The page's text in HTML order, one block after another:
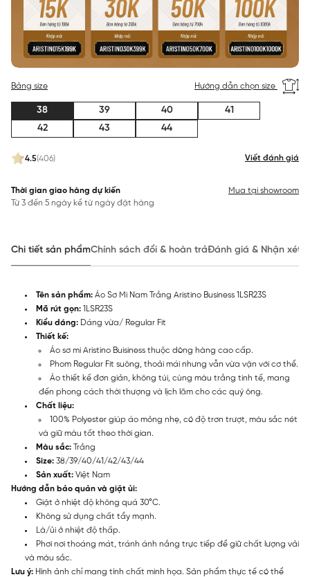
4.5(406) Viết đánh giá
Bảng size Hướng dẫn chọn size
38 39 40
41
42
43 44
Thời gian giao hàng dự kiến
Từ 3 đến 5 ngày kể từ ngày đặt hàng
Mua tại showroom
Chi tiết sản phẩmChính sách đổi & hoàn trảĐánh giá & Nhận xét
Tên sản phẩm: Áo Sơ Mi Nam Trắng Aristino Business 1LSR23S
Mã rút gọn: 1LSR23S
Kiểu dáng: Dáng vừa/ Regular Fit
Thiết kế:
Áo sơ mi Aristino Buisiness thuộc dòng hàng cao cấp.
Phom Regular Fit suông, thoải mái nhưng vẫn vừa vặn với cơ thể.
Áo thiết kế đơn giản, không túi, cùng màu trắng tinh tế, mang
đến phong cách thời thượng và lịch lãm cho các quý ông.
Chất liệu:
100% Polyester giúp áo mỏng nhẹ, có độ trơn trượt, màu sắc nét
và giữ màu tốt theo thời gian.
Màu sắc: Trắng
Size: 38/39/40/41/42/43/44
Sản xuất: Việt Nam
Hướng dẫn bảo quản và giặt ủi:
Giặt ở nhiệt độ không quá 30°C.
Không sử dụng chất tẩy mạnh.
Là/ủi ở nhiệt độ thấp.
Phơi nơi thoáng mát, tránh ánh nắng trực tiếp để giữ chất lượng vải
và màu sắc.
Lưu ý: Hình ảnh chỉ mang tính chất minh họa. Sản phẩm thực tế có thể